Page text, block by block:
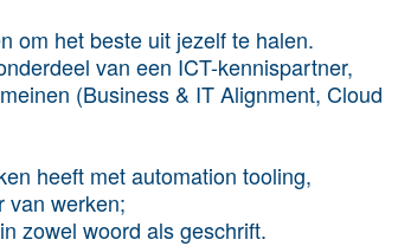
om het beste uit jezelf te halen.
van een ICT-kennispartner,
(Business & IT Alignment, Cloud
heeft met automation tooling,
van werken;
zowel woord als geschrift.